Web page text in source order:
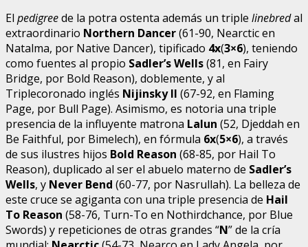
El pedigreede la potra ostenta además un triple linebredal
extraordinario Northern Dancer(61-90, Nearctic en
Natalma, por Native Dancer), tipificado 4x(3×6), teniendo
como fuentes al propio Sadler’s Wells(81, en Fairy
Bridge, por Bold Reason), doblemente, y al
Triplecoronado inglés Nijinsky II (67-92, en Flaming
Page, por Bull Page). Asimismo, es notoria una triple
presencia de la influyente matrona Lalun (52, Djeddah en
Be Faithful, por Bimelech), en fórmula 6x(5×6), a través
de sus ilustres hijos Bold Reason (68-85, por Hail To
Reason), duplicado al ser el abuelo materno de Sadler’s
Wells, y Never Bend (60-77, por Nasrullah). La belleza de
este cruce se agiganta con una triple presencia de Hail
To Reason (58-76, Turn-To en Nothirdchance, por Blue
Swords) y repeticiones de otras grandes “N” de la cría